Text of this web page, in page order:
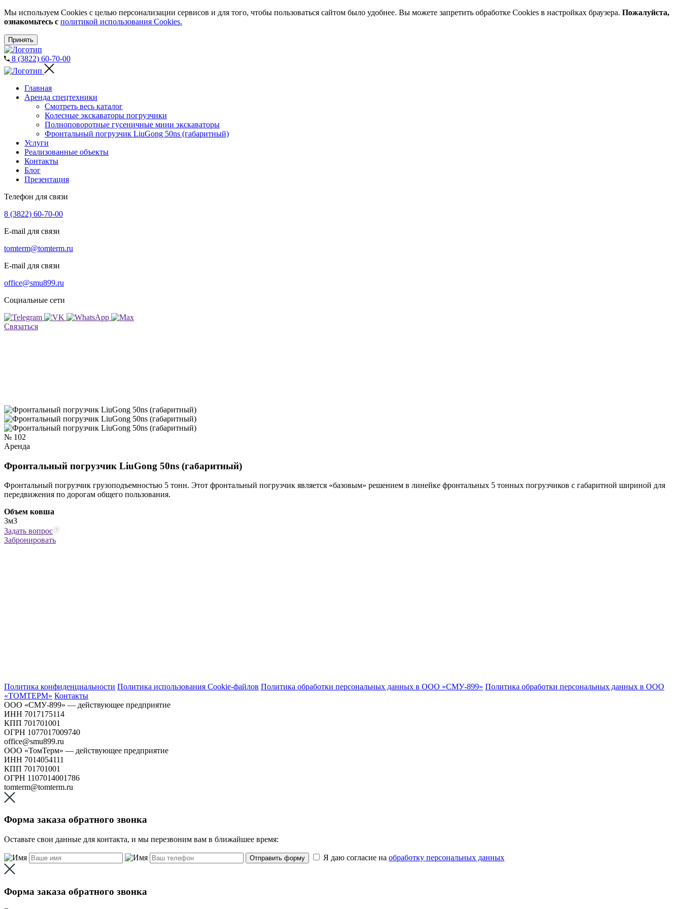
Мы используем Cookies с целью персонализации сервисов и для того, чтобы пользоваться сайтом было удобнее. Вы можете запретить обработке Cookies в настройках браузера. Пожалуйста,
ознакомьтесь с политикой использования Cookies.
Принять
8 (3822) 60-70-00
Главная
Аренда спецтехники
Смотреть весь каталог
Колесные экскаваторы погрузчики
Полноповоротные гусеничные мини экскаваторы
Фронтальный погрузчик LiuGong 50ns (габаритный)
Услуги
Реализованные объекты
Контакты
Блог
Презентация
Телефон для связи
8 (3822) 60-70-00
E-mail для связи
tomterm@tomterm.ru
E-mail для связи
office@smu899.ru
Социальные сети
Связаться
office@smu899.ru
tomterm@tomterm.ru
Реализованные объекты
№ 102
Аренда
Фронтальный погрузчик LiuGong 50ns (габаритный)
Фронтальный погрузчик грузоподъемностью 5 тонн. Этот фронтальный погрузчик является «базовым» решением в линейке фронтальных 5 тонных погрузчиков с габаритной шириной для
передвижения по дорогам общего пользования.
Объем ковша
3м3
Задать вопрос
Забронировать
Политика конфиденциальности Политика использования Сookie-файлов Политика обработки персональных данных в ООО «СМУ-899» Политика обработки персональных данных в ООО
«ТОМТЕРМ» Контакты
ООО «СМУ-899» — действующее предприятие
ИНН 7017175114
КПП 701701001
ОГРН 1077017009740
office@smu899.ru
ООО «ТомТерм» — действующее предприятие
ИНН 7014054111
КПП 701701001
ОГРН 1107014001786
tomterm@tomterm.ru
Форма заказа обратного звонка
Оставьте свои данные для контакта, и мы перезвоним вам в ближайшее время:
Отправить форму Я даю согласие на обработку персональных данных
Форма заказа обратного звонка